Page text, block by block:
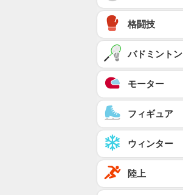
格闘技
バドミントン
モーター
フィギュア
ウィンター
陸上